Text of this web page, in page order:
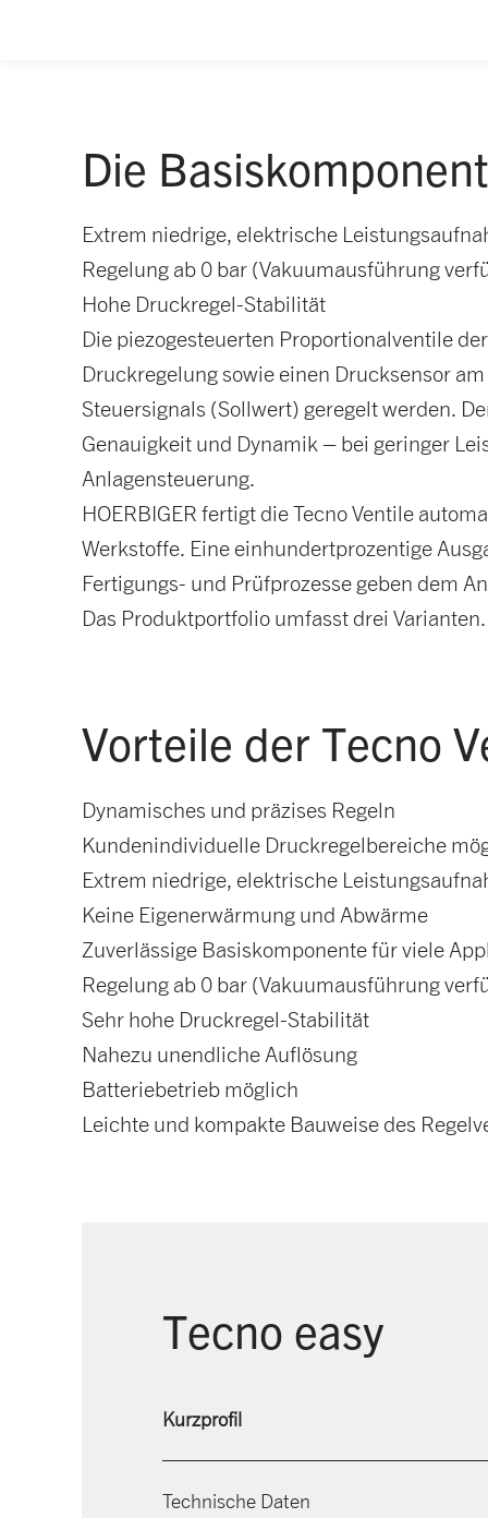
Die
Extrem niedrige, elektrische
Regelung ab 0 bar (Vakuumausführung
Hohe Druckregel-Stabilität
Die piezogesteuerten Proportionalventile
Druckregelung sowie einen Drucksensor
Steuersignals (Sollwert) geregelt werden.
Genauigkeit und Dynamik – bei geringer
Anlagensteuerung.
HOERBIGER fertigt die Tecno Ventile
Werkstoffe. Eine einhundertprozentige
Fertigungs- und Prüfprozesse geben dem
Das Produktportfolio umfasst drei Varianten.
Vorteile der Tecno
Dynamisches und präzises Regeln
Kundenindividuelle Druckregelbereiche
Extrem niedrige, elektrische
Keine Eigenerwärmung und Abwärme
Zuverlässige Basiskomponente für viele
Regelung ab 0 bar (Vakuumausführung
Sehr hohe Druckregel-Stabilität
Nahezu unendliche Auflösung
Batteriebetrieb möglich
Leichte und kompakte Bauweise des
Tecno easy
Kurzprofil
Technische Daten